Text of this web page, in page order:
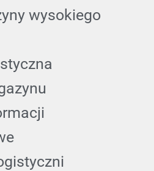
wysokiego